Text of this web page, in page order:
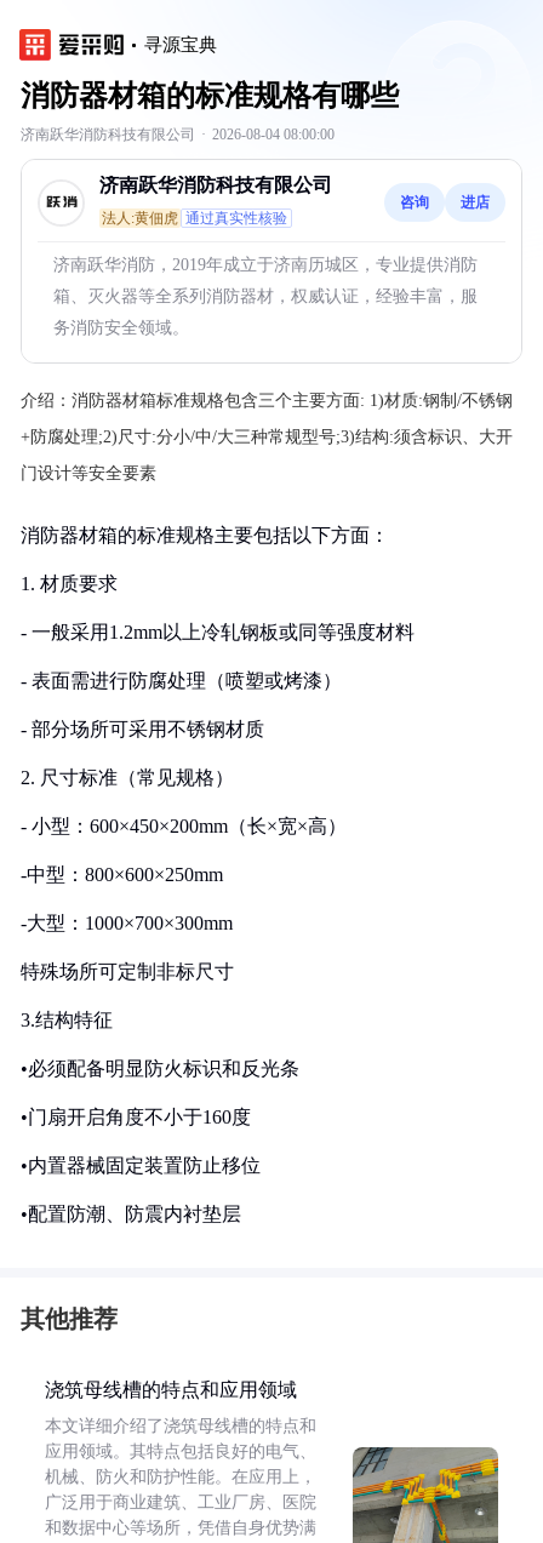
寻源宝典
消防器材箱的标准规格有哪些
济南跃华消防科技有限公司 · 2026-08-04 08:00:00
济南跃华消防科技有限公司
法人:黄佃虎 通过真实性核验
咨询 进店
济南跃华消防，2019年成立于济南历城区，专业提供消防
箱、灭火器等全系列消防器材，权威认证，经验丰富，服
务消防安全领域。
介绍： 消防器材箱标准规格包含三个主要方面: 1)材质:钢制/不锈钢
+防腐处理;2)尺寸:分小/中/大三种常规型号;3)结构:须含标识、大开
门设计等安全要素
消防器材箱的标准规格主要包括以下方面：
1. 材质要求
- 一般采用1.2mm以上冷轧钢板或同等强度材料
- 表面需进行防腐处理（喷塑或烤漆）
- 部分场所可采用不锈钢材质
2. 尺寸标准（常见规格）
- 小型：600×450×200mm（长×宽×高）
-中型：800×600×250mm
-大型：1000×700×300mm
特殊场所可定制非标尺寸
3.结构特征
•必须配备明显防火标识和反光条
•门扇开启角度不小于160度
•内置器械固定装置防止移位
•配置防潮、防震内衬垫层
其他推荐
浇筑母线槽的特点和应用领域
本文详细介绍了浇筑母线槽的特点和
应用领域。其特点包括良好的电气、
机械、防火和防护性能。在应用上，
广泛用于商业建筑、工业厂房、医院
和数据中心等场所，凭借自身优势满